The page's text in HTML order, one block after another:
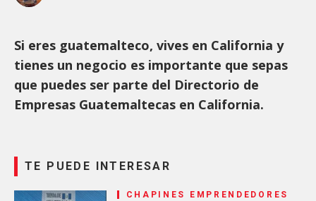
Si eres guatemalteco, vives en California y
tienes un negocio es importante que sepas
que puedes ser parte del Directorio de
Empresas Guatemaltecas en California.
TE PUEDE INTERESAR
CHAPINES EMPRENDEDORES